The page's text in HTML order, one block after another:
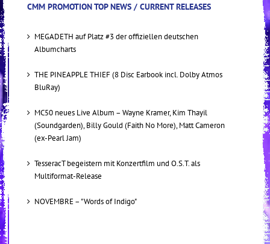
CMM PROMOTION TOP NEWS / CURRENT RELEASES
MEGADETH auf Platz #3 der offiziellen deutschen
Albumcharts
THE PINEAPPLE THIEF (8 Disc Earbook incl. Dolby Atmos
BluRay)
MC50 neues Live Album – Wayne Kramer, Kim Thayil
(Soundgarden), Billy Gould (Faith No More), Matt Cameron
(ex-Pearl Jam)
TesseracT begeistern mit Konzertfilm und O.S.T. als
Multiformat-Release
NOVEMBRE – "Words of Indigo"